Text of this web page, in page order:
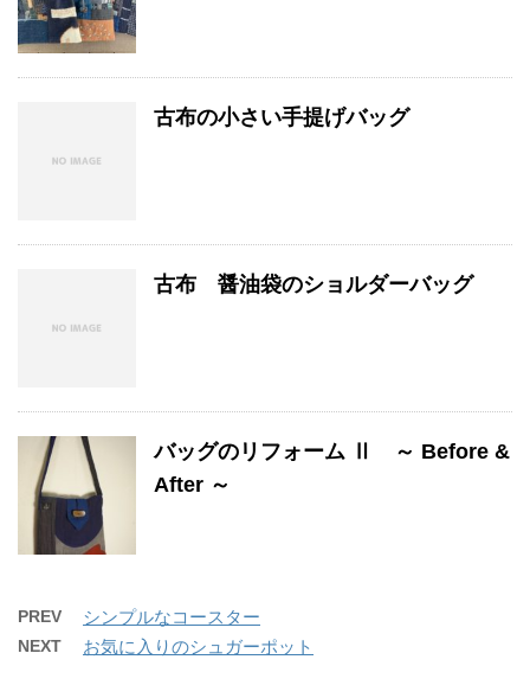
古布の小さい手提げバッグ
古布 醤油袋のショルダーバッグ
バッグのリフォーム Ⅱ ～ Before &
After ～
PREV シンプルなコースター
NEXT お気に入りのシュガーポット